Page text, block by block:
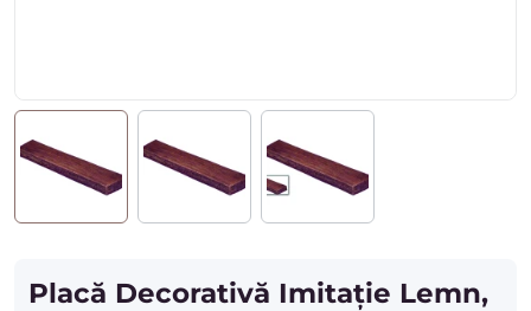
Placă Decorativă Imitație Lemn,